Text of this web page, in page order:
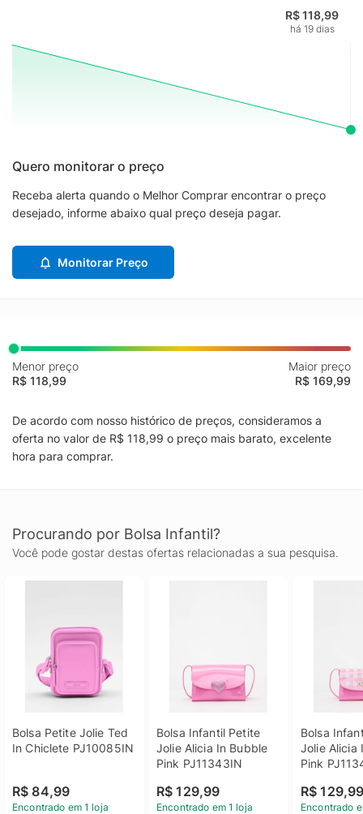
R$ 118,99
há 19 dias
Quero monitorar o preço
Receba alerta quando o Melhor Comprar encontrar o preço
desejado, informe abaixo qual preço deseja pagar.
Monitorar Preço
Menor preço
R$ 118,99
Maior preço
R$ 169,99
De acordo com nosso histórico de preços, consideramos a
oferta no valor de R$ 118,99 o preço mais barato, excelente
hora para comprar.
Procurando por Bolsa Infantil?
Você pode gostar destas ofertas relacionadas a sua pesquisa.
Bolsa Petite Jolie Ted
In Chiclete PJ10085IN
R$ 84,99
Encontrado em 1 loja
Bolsa Infantil Petite
Jolie Alicia In Bubble
Pink PJ11343IN
R$ 129,99
Encontrado em 1 loja
Bolsa
Jolie Alicia
Pink
R$
Encontrado